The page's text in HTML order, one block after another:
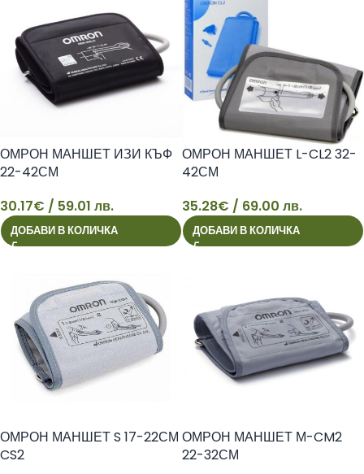
30
ОМРОН МАНШЕТ ИЗИ КЪФ
22-42СМ
30.17€ / 59.01 лв.
ДОБАВИ В КОЛИЧКА
35
ОМРОН МАНШЕТ L-CL2 32-
42СМ
35.28€ / 69.00 лв.
ДОБАВИ В КОЛИЧКА
ОМРОН МАНШЕТ S 17-22СМ
CS2
ОМРОН МАНШЕТ М-CM2
22-32СМ